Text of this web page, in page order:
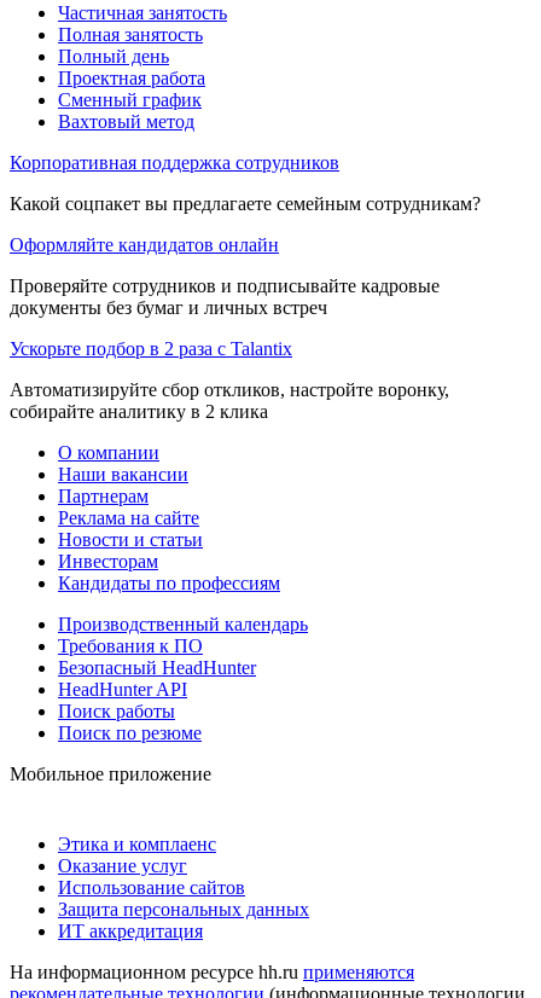
Частичная занятость
Полная занятость
Полный день
Проектная работа
Сменный график
Вахтовый метод
Корпоративная поддержка сотрудников
Какой соцпакет вы предлагаете семейным сотрудникам?
Оформляйте кандидатов онлайн
Проверяйте сотрудников и подписывайте кадровые
документы без бумаг и личных встреч
Ускорьте подбор в 2 раза с Talantix
Автоматизируйте сбор откликов, настройте воронку,
собирайте аналитику в 2 клика
О компании
Наши вакансии
Партнерам
Реклама на сайте
Новости и статьи
Инвесторам
Кандидаты по профессиям
Производственный календарь
Требования к ПО
Безопасный HeadHunter
HeadHunter API
Поиск работы
Поиск по резюме
Мобильное приложение
Этика и комплаенс
Оказание услуг
Использование сайтов
Защита персональных данных
ИТ аккредитация
На информационном ресурсе hh.ru применяются
рекомендательные технологии (информационные технологии